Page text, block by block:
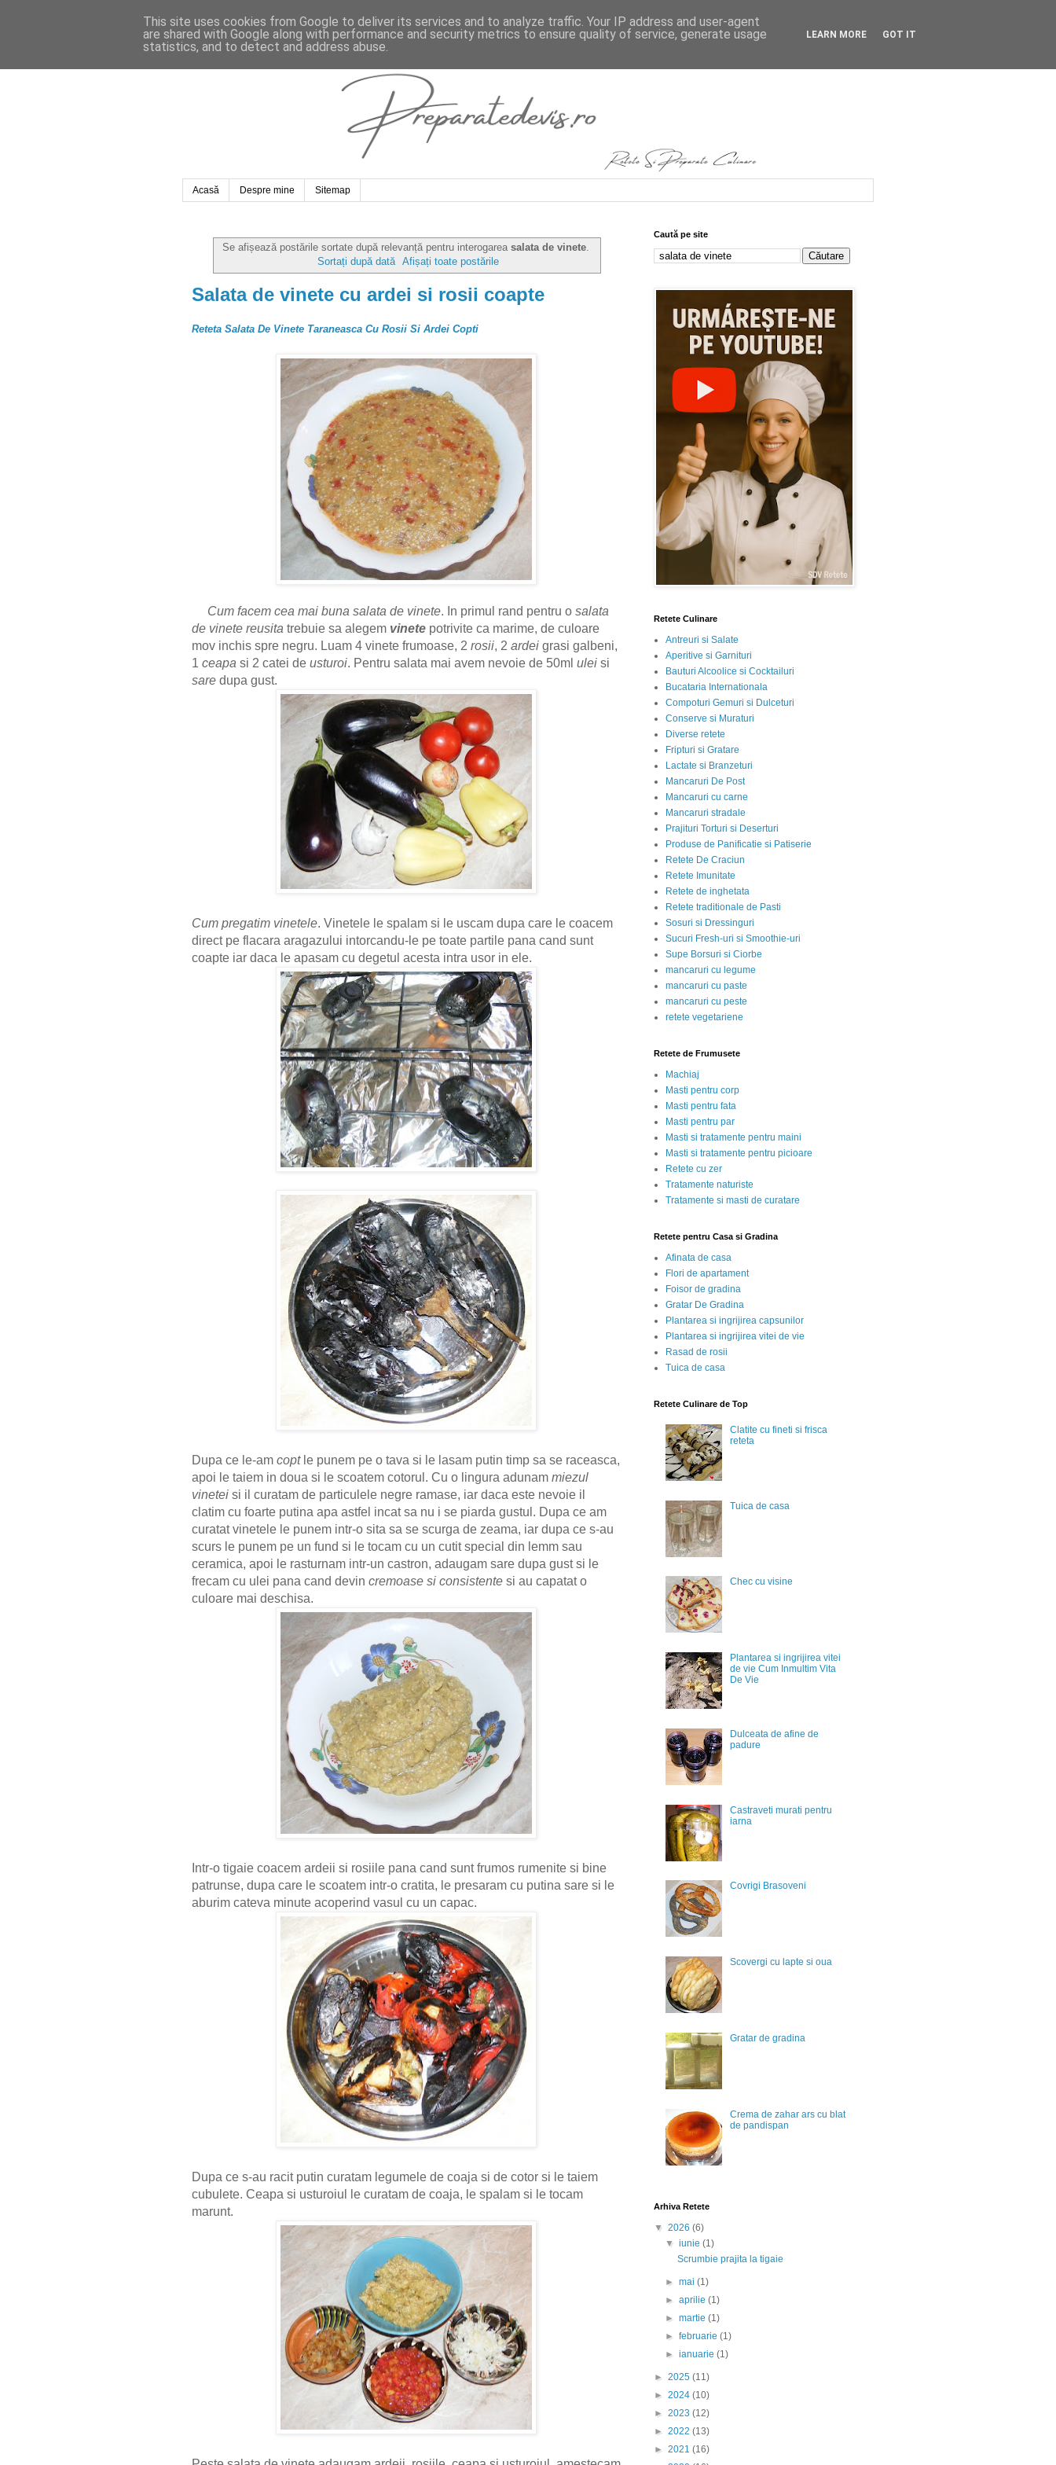
Acasă Despre mine Sitemap
Se afișează postările sortate după relevanță pentru interogareasalata de vinete.
Sortați după dată
Afișați toate postările
Salata de vinete cu ardei si rosii coapte
Reteta Salata De Vinete Taraneasca Cu Rosii Si Ardei Copti
Cum facem cea mai buna salata de vinete. In primul rand pentru o salata
de vinete reusita trebuie sa alegem vinete potrivite ca marime, de culoare
mov inchis spre negru. Luam 4 vinete frumoase, 2 rosii, 2 ardei grasi galbeni,
1 ceapa si 2 catei de usturoi. Pentru salata mai avem nevoie de 50ml ulei si
sare dupa gust.
Cum pregatim vinetele. Vinetele le spalam si le uscam dupa care le coacem
direct pe flacara aragazului intorcandu-le pe toate partile pana cand sunt
coapte iar daca le apasam cu degetul acesta intra usor in ele.
Dupa ce le-am coptle punem pe o tava si le lasam putin timp sa se raceasca,
apoi le taiem in doua si le scoatem cotorul. Cu o lingura adunam miezul
vinetei si il curatam de particulele negre ramase, iar daca este nevoie il
clatim cu foarte putina apa astfel incat sa nu i se piarda gustul. Dupa ce am
curatat vinetele le punem intr-o sita sa se scurga de zeama, iar dupa ce s-au
scurs le punem pe un fund si le tocam cu un cutit special din lemm sau
ceramica, apoi le rasturnam intr-un castron, adaugam sare dupa gust si le
frecam cu ulei pana cand devin cremoase si consistente si au capatat o
culoare mai deschisa.
Intr-o tigaie coacem ardeii si rosiile pana cand sunt frumos rumenite si bine
patrunse, dupa care le scoatem intr-o cratita, le presaram cu putina sare si le
aburim cateva minute acoperind vasul cu un capac.
Dupa ce s-au racit putin curatam legumele de coaja si de cotor si le taiem
cubulete. Ceapa si usturoiul le curatam de coaja, le spalam si le tocam
marunt.
Caută pe site
Retete Culinare
Antreuri si Salate
Aperitive si Garnituri
Bauturi Alcoolice si Cocktailuri
Bucataria Internationala
Compoturi Gemuri si Dulceturi
Conserve si Muraturi
Diverse retete
Fripturi si Gratare
Lactate si Branzeturi
Mancaruri De Post
Mancaruri cu carne
Mancaruri stradale
Prajituri Torturi si Deserturi
Produse de Panificatie si Patiserie
Retete De Craciun
Retete Imunitate
Retete de inghetata
Retete traditionale de Pasti
Sosuri si Dressinguri
Sucuri Fresh-uri si Smoothie-uri
Supe Borsuri si Ciorbe
mancaruri cu legume
mancaruri cu paste
mancaruri cu peste
retete vegetariene
Retete de Frumusete
Machiaj
Masti pentru corp
Masti pentru fata
Masti pentru par
Masti si tratamente pentru maini
Masti si tratamente pentru picioare
Retete cu zer
Tratamente naturiste
Tratamente si masti de curatare
Retete pentru Casa si Gradina
Afinata de casa
Flori de apartament
Foisor de gradina
Gratar De Gradina
Plantarea si ingrijirea capsunilor
Plantarea si ingrijirea vitei de vie
Rasad de rosii
Tuica de casa
Retete Culinare de Top
Clatite cu fineti si frisca
reteta
Tuica de casa
Chec cu visine
Plantarea si ingrijirea vitei
de vie Cum Inmultim Vita
De Vie
Dulceata de afine de
padure
Castraveti murati pentru
iarna
Covrigi Brasoveni
Scovergi cu lapte si oua
Gratar de gradina
Crema de zahar ars cu blat
de pandispan
Arhiva Retete
▼ 2026 (6)
▼iunie(1)
Scrumbie prajita la tigaie
►mai(1)
►aprilie(1)
►martie(1)
►februarie(1)
►ianuarie(1)
► 2025 (11)
► 2024 (10)
► 2023 (12)
► 2022 (13)
► 2021 (16)
This site uses cookies from Google to deliver its services and to analyze traffic. Your IP address and user-agent
are shared with Google along with performance and security metrics to ensure quality of service, generate usage
statistics, and to detect and address abuse.
LEARN MORE GOT IT